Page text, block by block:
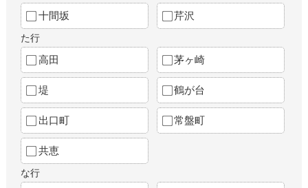
十間坂 芹沢
た行
高田 茅ヶ崎
堤 鶴が台
出口町 常盤町
共恵
な行